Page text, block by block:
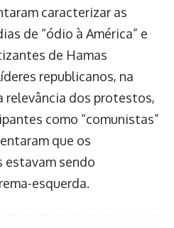
caracterizar as
de “ódio à América” e
de Hamas
republicanos, na
dos protestos,
como “comunistas”
que os
sendo
esquerda.